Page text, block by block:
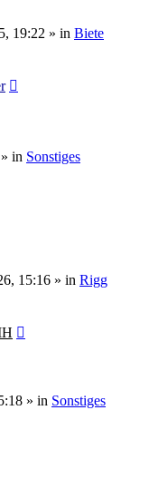
19:22 » in Biete
» in Sonstiges
15:16 » in Rigg
» in Sonstiges